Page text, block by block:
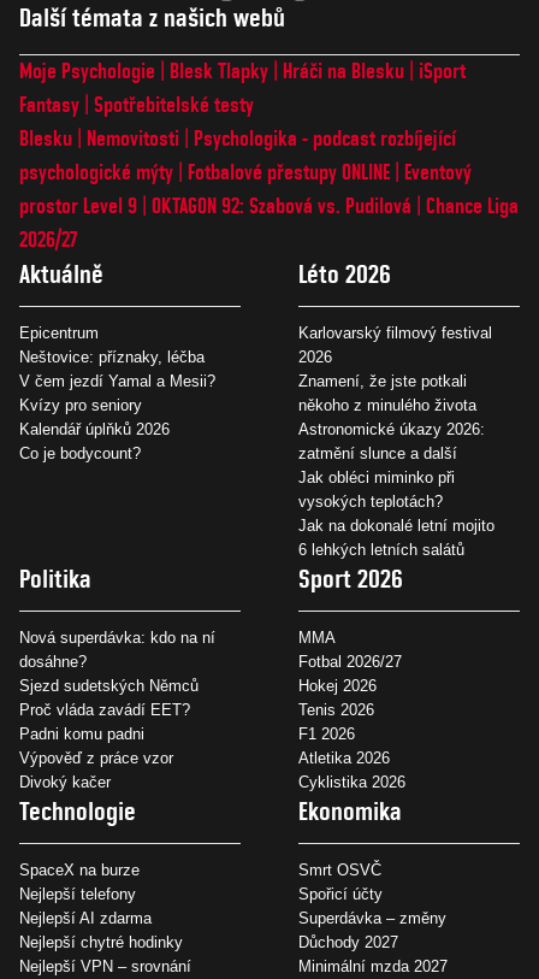
Další témata z našich webů
Moje Psychologie Blesk Tlapky Hráči na Blesku
iSport
Fantasy Spotřebitelské testy
Blesku
Nemovitosti
Psychologika - podcast rozbíjející
psychologické mýty
Fotbalové přestupy ONLINE
Eventový
prostor Level 9 OKTAGON 92: Szabová vs. Pudilová
Chance Liga
2026/27
Aktuálně
Epicentrum
Neštovice: příznaky, léčba
V čem jezdí Yamal a Mesii?
Kvízy pro seniory
Kalendář úplňků 2026
Co je bodycount?
Léto 2026
Karlovarský filmový festival
2026
Znamení, že jste potkali
někoho z minulého života
Astronomické úkazy 2026:
zatmění slunce a další
Jak obléci miminko při
vysokých teplotách?
Jak na dokonalé letní mojito
6 lehkých letních salátů
Politika
Nová superdávka: kdo na ní
dosáhne?
Sjezd sudetských Němců
Proč vláda zavádí EET?
Padni komu padni
Výpověď z práce vzor
Divoký kačer
Sport 2026
MMA
Fotbal 2026/27
Hokej 2026
Tenis 2026
F1 2026
Atletika 2026
Cyklistika 2026
Technologie
SpaceX na burze
Nejlepší telefony
Nejlepší AI zdarma
Nejlepší chytré hodinky
Nejlepší VPN – srovnání
Ekonomika
Smrt OSVČ
Spořicí účty
Superdávka – změny
Důchody 2027
Minimální mzda 2027